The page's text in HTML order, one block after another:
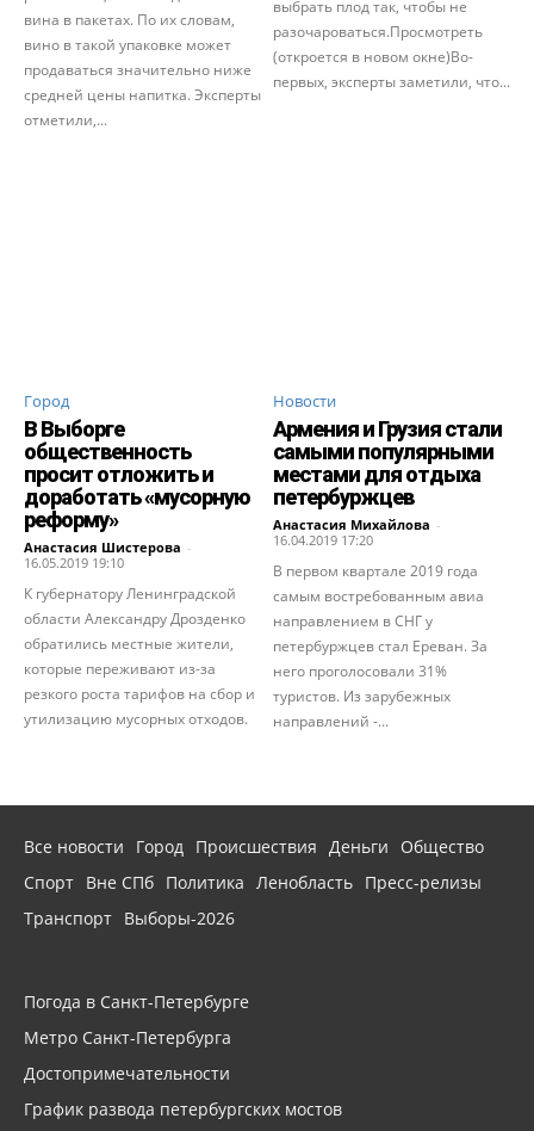
вина в пакетах. По их словам,
вино в такой упаковке может
продаваться значительно ниже
средней цены напитка. Эксперты
отметили,...
выбрать плод так, чтобы не
разочароваться.Просмотреть
(откроется в новом окне)Во-
первых, эксперты заметили, что...
Город
В Выборге
общественность
просит отложить и
доработать «мусорную
реформу»
Анастасия Шистерова -
16.05.2019 19:10
К губернатору Ленинградской
области Александру Дрозденко
обратились местные жители,
которые переживают из-за
резкого роста тарифов на сбор и
утилизацию мусорных отходов.
Новости
Армения и Грузия стали
самыми популярными
местами для отдыха
петербуржцев
Анастасия Михайлова -
16.04.2019 17:20
В первом квартале 2019 года
самым востребованным авиа
направлением в СНГ у
петербуржцев стал Ереван. За
него проголосовали 31%
туристов. Из зарубежных
направлений -...
Все новости Город Происшествия Деньги
Общество
Спорт Вне СПб Политика Ленобласть Пресс-релизы
Транспорт Выборы-2026
Погода в Санкт-Петербурге
Метро Санкт-Петербурга
Достопримечательности
График развода петербургских мостов